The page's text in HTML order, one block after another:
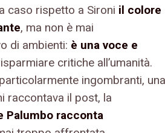
caso rispetto a Sironi il colore
, ma non è mai
di ambienti: è una voce e
critiche all’umanità.
ingombranti, una
raccontava il post, la
Palumbo racconta